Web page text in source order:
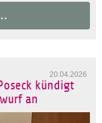
20.04.2026
kündigt
an